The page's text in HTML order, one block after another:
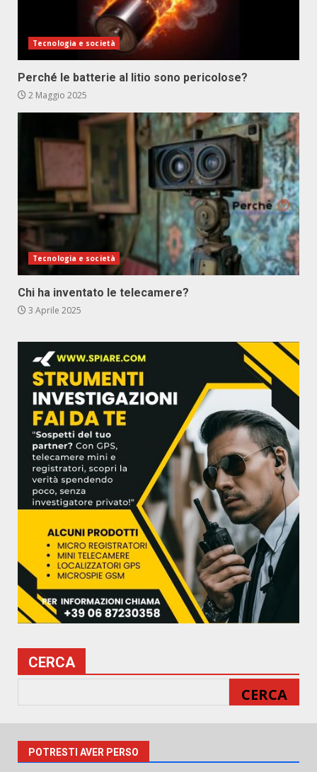
Tecnologia e società
Perché le batterie al litio sono pericolose?
2 Maggio 2025
Tecnologia e società
Chi ha inventato le telecamere?
3 Aprile 2025
CERCA
CERCA
POTRESTI AVER PERSO